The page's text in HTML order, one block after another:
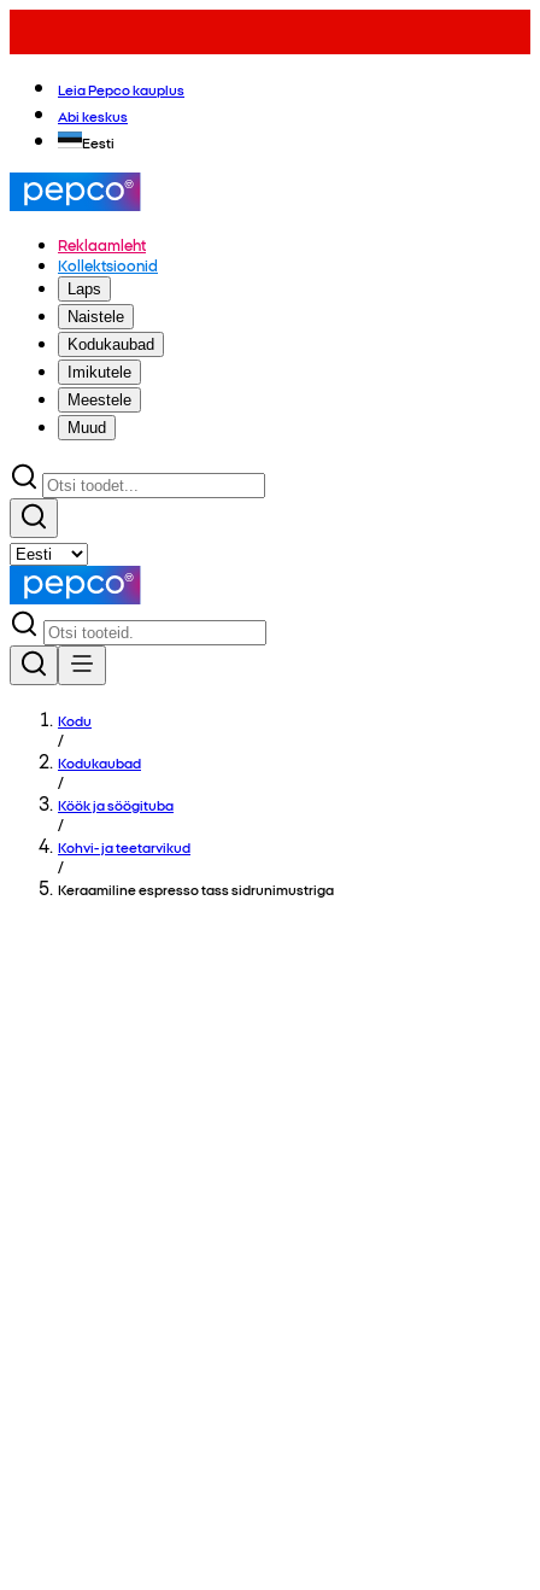
Leia Pepco kauplus
Abi keskus
Eesti
Reklaamleht
Kollektsioonid
Laps
Naistele
Kodukaubad
Imikutele
Meestele
Muud
Kodu
/
Kodukaubad
/
Köök ja söögituba
/
Kohvi- ja teetarvikud
/
Keraamiline espresso tass sidrunimustriga